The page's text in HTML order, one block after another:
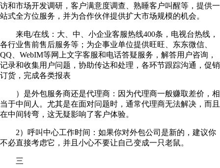
访和市场开发调研，客户满意度调查、熟睡客户叫醒等，提供一
站式全方位服务，并为合作伙伴提供扩大市场规模的机会。
来电/在线：大、中、小企业客服热线400条，电视台热线，
各行业售前售后服务等；为企事业单位提供旺旺、东东微信、
QQ、WebIM等网上文字客服和电话答疑服务，解答用户咨询，
记录和收集用户问题，协助传达和处理，各环节跟踪沟通，促销
订货，完成各类报表
）是外包服务商还是代理商：因为代理商一般赚取差价，相
当于中间人。尤其是在面对问题时，通常代理商无法解决，而且
在中间转弯，这无疑影响了客户体验。
2）呼叫中心工作时间：如果你对外包公司是新的，建议你
不必直接考虑它，并且小心不要让自己变成一只老鼠。
三